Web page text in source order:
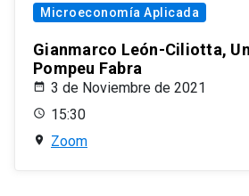
Microeconomía Aplicada
Gianmarco León-Ciliotta,
Pompeu Fabra
3 de Noviembre de 2021
15:30
Zoom